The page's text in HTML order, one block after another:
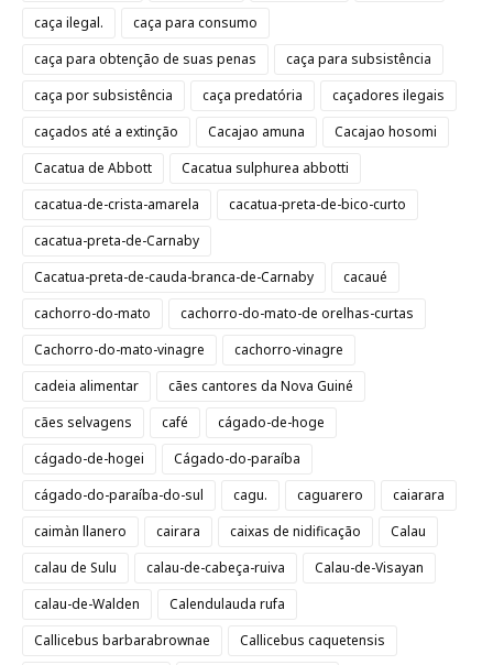
caça ilegal.
caça para consumo
caça para obtenção de suas penas
caça para subsistência
caça por subsistência
caça predatória
caçadores ilegais
caçados até a extinção
Cacajao amuna
Cacajao hosomi
Cacatua de Abbott
Cacatua sulphurea abbotti
cacatua-de-crista-amarela
cacatua-preta-de-bico-curto
cacatua-preta-de-Carnaby
Cacatua-preta-de-cauda-branca-de-Carnaby
cacaué
cachorro-do-mato
cachorro-do-mato-de orelhas-curtas
Cachorro-do-mato-vinagre
cachorro-vinagre
cadeia alimentar
cães cantores da Nova Guiné
cães selvagens
café
cágado-de-hoge
cágado-de-hogei
Cágado-do-paraíba
cágado-do-paraíba-do-sul
cagu. caguarero
caiarara
caimàn llanero
cairara caixas de nidificação
Calau
calau de Sulu
calau-de-cabeça-ruiva
Calau-de-Visayan
calau-de-Walden
Calendulauda rufa
Callicebus barbarabrownae
Callicebus caquetensis